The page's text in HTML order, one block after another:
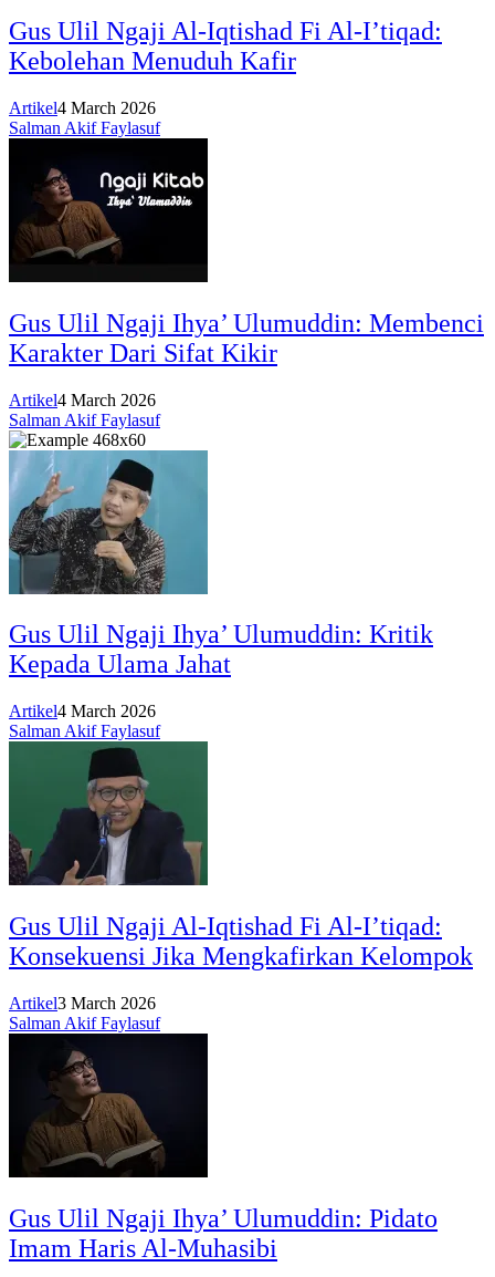
Gus Ulil Ngaji Al-Iqtishad Fi Al-I’tiqad:
Kebolehan Menuduh Kafir
Artikel4 March 2026
Salman Akif Faylasuf
Gus Ulil Ngaji Ihya’ Ulumuddin: Membenci
Karakter Dari Sifat Kikir
Artikel4 March 2026
Salman Akif Faylasuf
Gus Ulil Ngaji Ihya’ Ulumuddin: Kritik
Kepada Ulama Jahat
Artikel4 March 2026
Salman Akif Faylasuf
Gus Ulil Ngaji Al-Iqtishad Fi Al-I’tiqad:
Konsekuensi Jika Mengkafirkan Kelompok
Artikel3 March 2026
Salman Akif Faylasuf
Gus Ulil Ngaji Ihya’ Ulumuddin: Pidato
Imam Haris Al-Muhasibi